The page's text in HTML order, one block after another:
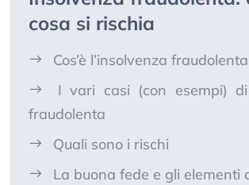
cosa si rischia
Cos’è l’insolvenza fraudolenta
I vari casi (con esempi)
fraudolenta
Quali sono i rischi
La buona fede e gli elementi